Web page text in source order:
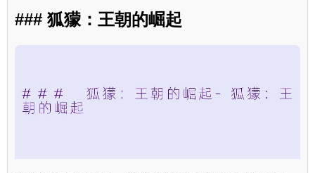
### 狐獴：王朝的崛起